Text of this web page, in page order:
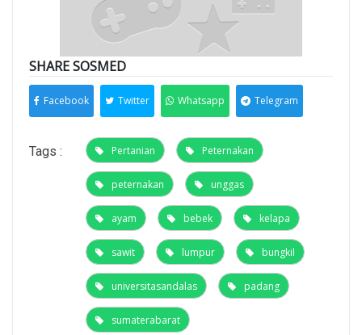
SHARE SOSMED
Facebook Twitter Whatsapp Telegram
Tags : Pertanian Peternakan
peternakan unggas
ayam bebek kelapa
sawit lumpur bungkil
universitasandalas padang
sumaterabarat